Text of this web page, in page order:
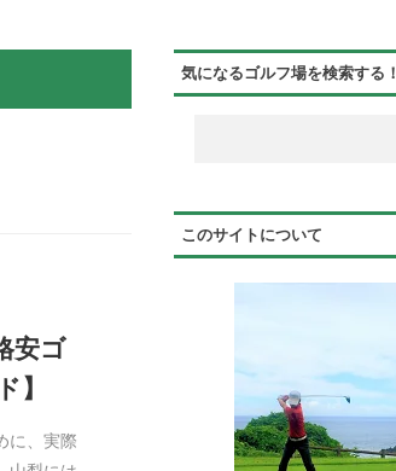
安ゴ
】
に、実際
気になるゴルフ場を検索する！
このサイトについて